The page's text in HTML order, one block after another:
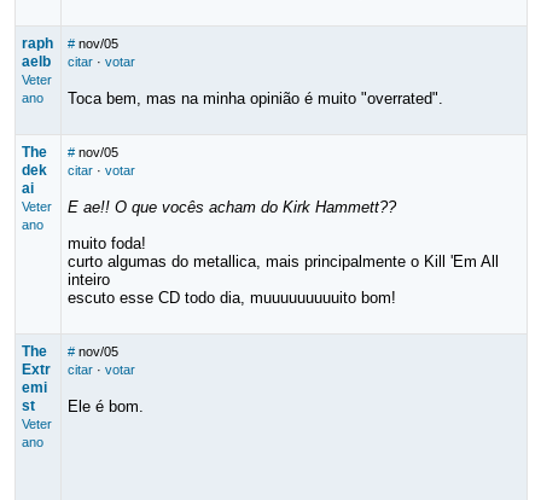
raph
aelb
Veter
ano
# nov/05
citar· votar
Toca bem, mas na minha opinião é muito "overrated".
The
dek
ai
Veter
ano
# nov/05
citar· votar
E ae!! O que vocês acham do Kirk Hammett??
muito foda!
curto algumas do metallica, mais principalmente o Kill 'Em All
inteiro
escuto esse CD todo dia, muuuuuuuuuito bom!
The
Extr
emi
st
Veter
ano
# nov/05
citar· votar
Ele é bom.